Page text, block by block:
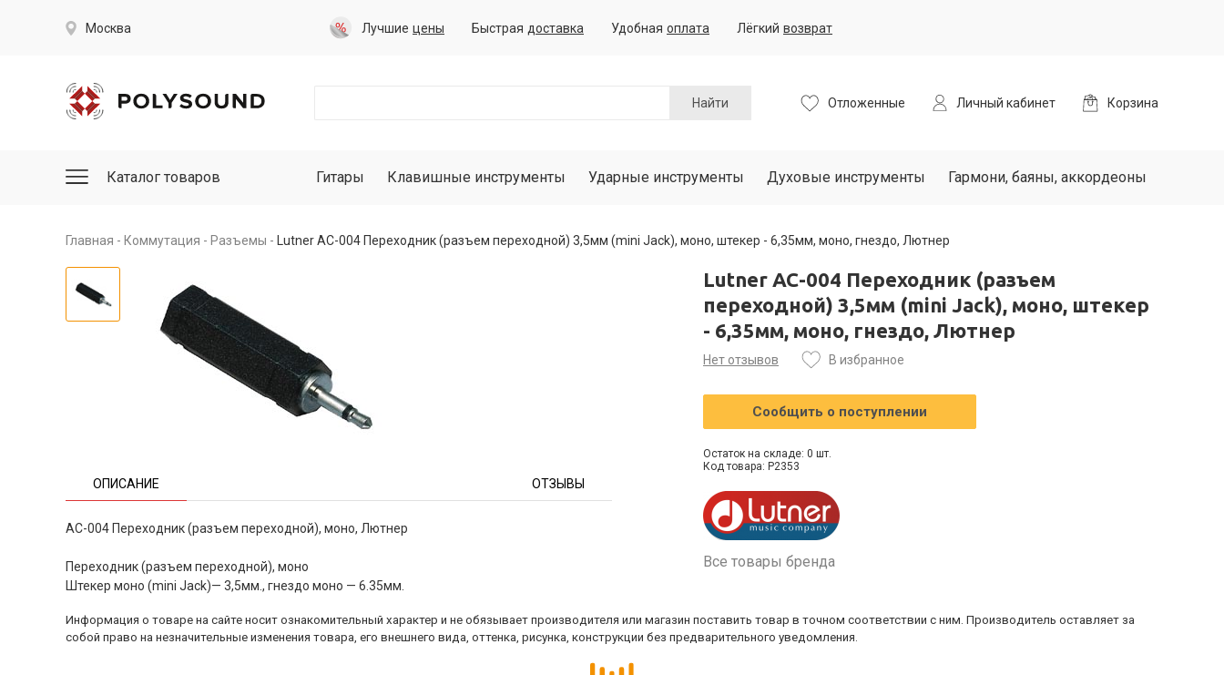
Москва Лучшие цены Быстрая доставка Удобная оплата Лёгкий возврат
Найти Отложенные Личный кабинет Корзина
Каталог товаров Гитары Клавишные инструменты Ударные инструменты Духовые инструменты Гармони, баяны, аккордеоны
Главная Коммутация Разъемы Lutner AC-004 Переходник (разъем переходной) 3,5мм (mini Jack), моно, штекер - 6,35мм, моно, гнездо, Лютнер
ОПИСАНИЕ ОТЗЫВЫ
AC-004 Переходник (разъем переходной), моно, Лютнер
Переходник (разъем переходной), моно
Штекер моно (mini Jack)— 3,5мм., гнездо моно — 6.35мм.
Lutner AC-004 Переходник (разъем
переходной) 3,5мм (mini Jack), моно, штекер
- 6,35мм, моно, гнездо, Лютнер
Нет отзывов В избранное
Сообщить о поступлении
Остаток на складе: 0 шт.
Код товара: P2353
Все товары бренда
Информация о товаре на сайте носит ознакомительный характер и не обязывает производителя или магазин поставить товар в точном соответствии с ним. Производитель оставляет за
собой право на незначительные изменения товара, его внешнего вида, оттенка, рисунка, конструкции без предварительного уведомления.